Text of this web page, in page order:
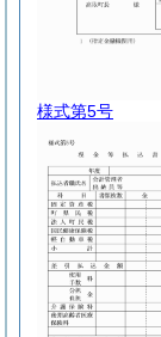
様式第5号